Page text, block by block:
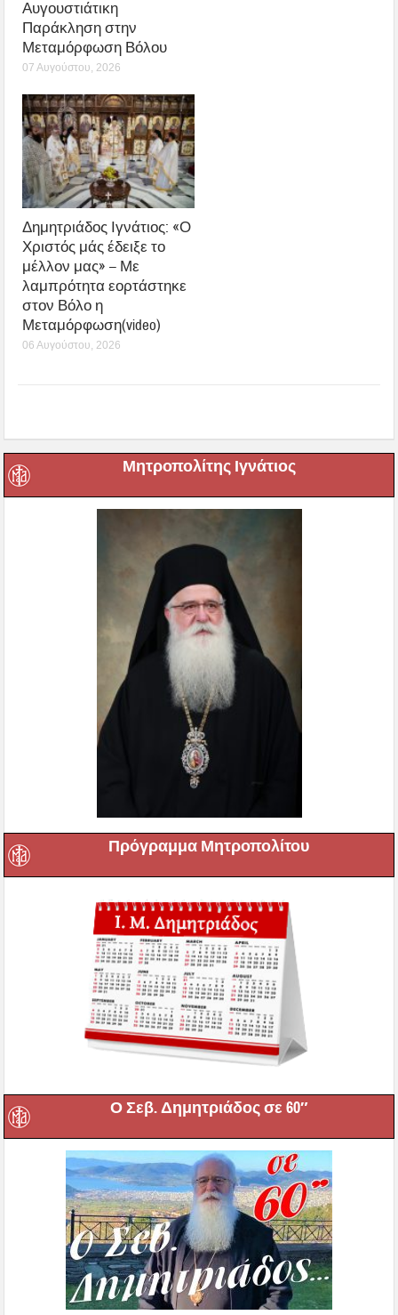
Αυγουστιάτικη
Παράκληση στην
Μεταμόρφωση Βόλου
07 Αυγούστου, 2026
Δημητριάδος Ιγνάτιος: «Ο
Χριστός μάς έδειξε το
μέλλον μας» – Με
λαμπρότητα εορτάστηκε
στον Βόλο η
Μεταμόρφωση(video)
06 Αυγούστου, 2026
Μητροπολίτης Ιγνάτιος
Πρόγραμμα Μητροπολίτου
Ο Σεβ. Δημητριάδος σε 60″